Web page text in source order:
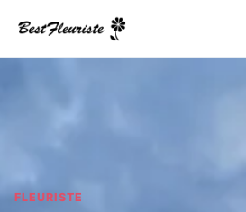
FLEURISTE